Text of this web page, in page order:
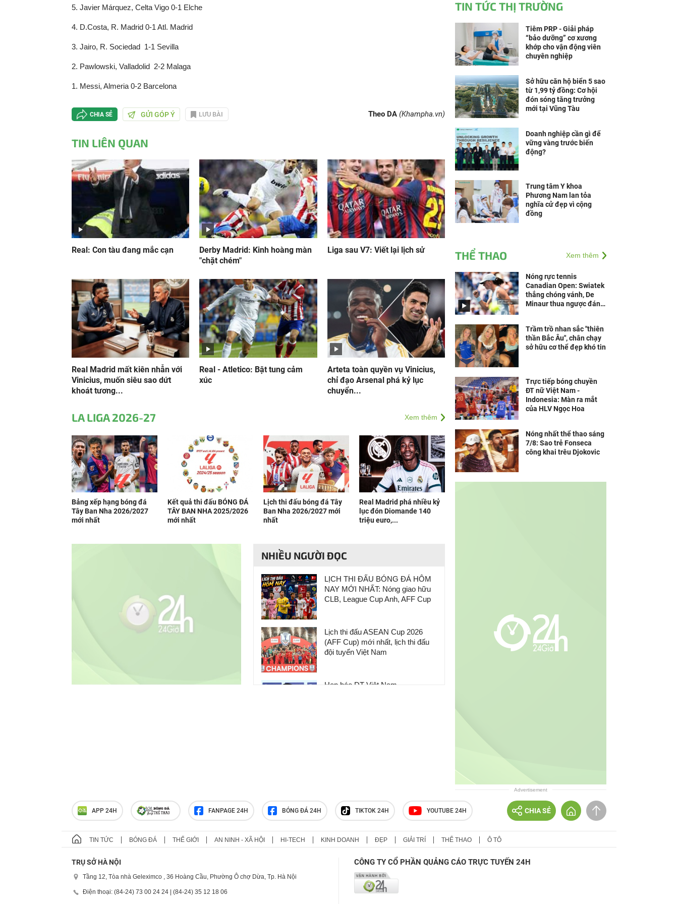
hiện
tại
5. Javier Márquez, Celta Vigo 0-1 Elche
4. D.Costa, R. Madrid 0-1 Atl. Madrid
3. Jairo, R. Sociedad 1-1 Sevilla
2. Pawlowski, Valladolid 2-2 Malaga
1. Messi, Almeria 0-2 Barcelona
CHIA SẺ GỬI GÓP Ý LƯU BÀI Theo DA (Khampha.vn)
TIN LIÊN QUAN
Real: Con tàu đang mắc cạn
Derby Madrid: Kinh hoàng màn
"chặt chém"
Liga sau V7: Viết lại lịch sử
Real Madrid mất kiên nhẫn với
Vinicius, muốn siêu sao dứt
khoát tương...
Real - Atletico: Bật tung cảm
xúc
Arteta toàn quyền vụ Vinicius,
chỉ đạo Arsenal phá kỷ lục
chuyển...
LA LIGA 2026-27 Xem thêm
Bảng xếp hạng bóng đá
Tây Ban Nha 2026/2027
mới nhất
Kết quả thi đấu BÓNG ĐÁ
TÂY BAN NHA 2025/2026
mới nhất
Lịch thi đấu bóng đá Tây
Ban Nha 2026/2027 mới
nhất
Real Madrid phá nhiều kỷ
lục đón Diomande 140
triệu euro,...
NHIỀU NGƯỜI ĐỌC
LỊCH THI ĐẤU BÓNG ĐÁ HÔM
NAY MỚI NHẤT: Nóng giao hữu
CLB, League Cup Anh, AFF Cup
Lịch thi đấu ASEAN Cup 2026
(AFF Cup) mới nhất, lịch thi đấu
đội tuyển Việt Nam
Họp báo ĐT Việt Nam -
TIN TỨC THỊ TRƯỜNG
Tiêm PRP - Giải pháp
“bảo dưỡng” cơ xương
khớp cho vận động viên
chuyên nghiệp
Sở hữu căn hộ biển 5 sao
từ 1,99 tỷ đồng: Cơ hội
đón sóng tăng trưởng
mới tại Vũng Tàu
Doanh nghiệp cần gì để
vững vàng trước biến
động?
Trung tâm Y khoa
Phương Nam lan tỏa
nghĩa cử đẹp vì cộng
đồng
THỂ THAO Xem thêm
Nóng rực tennis
Canadian Open: Swiatek
thắng chóng vánh, De
Minaur thua ngược đáng
Trầm trồ nhan sắc "thiên
thần Bắc Âu", chân chạy
sở hữu cơ thể đẹp khó tin
Trực tiếp bóng chuyền
ĐT nữ Việt Nam -
Indonesia: Màn ra mắt
của HLV Ngọc Hoa
Nóng nhất thể thao sáng
7/8: Sao trẻ Fonseca
công khai trêu Djokovic
Advertisement
APP 24H FANPAGE 24H BÓNG ĐÁ 24H TIKTOK 24H YOUTUBE 24H CHIA SẺ
TIN TỨC BÓNG ĐÁ THẾ GIỚI AN NINH - XÃ HỘI HI-TECH KINH DOANH ĐẸP GIẢI TRÍ THỂ THAO Ô TÔ
TRỤ SỞ HÀ NỘI
Tầng 12, Tòa nhà Geleximco , 36 Hoàng Cầu, Phường Ô chợ Dừa, Tp. Hà Nội
Điện thoại: (84-24) 73 00 24 24 | (84-24) 35 12 18 06
CÔNG TY CỔ PHẦN QUẢNG CÁO TRỰC TUYẾN 24H